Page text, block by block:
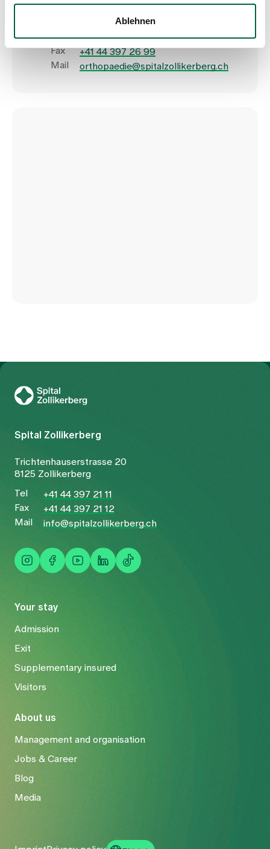
Ablehnen
8125 Zollikerberg
Tel
+41 44 397 21 32
Fax
+41 44 397 26 99
Mail
orthopaedie@spitalzollikerberg.ch
Your stay
Admission
Exit
Supplementary insured
Visitors
About us
Management and organisation
Jobs & Career
Blog
Media
Spital Zollikerberg
Trichtenhauserstrasse 20
8125 Zollikerberg
Tel
+41 44 397 21 11
Fax
+41 44 397 21 12
Mail
info@spitalzollikerberg.ch